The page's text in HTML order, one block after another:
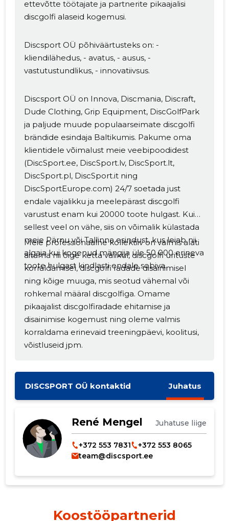
ettevõtte töötajate ja partnerite pikaajalisi
discgolfi alaseid kogemusi.
Discsport OÜ põhiväärtusteks on: -
kliendilähedus, - avatus, - ausus, -
vastutustundlikus, - innovatiivsus.
Discsport OÜ on Innova, Discmania, Discraft,
Dude Clothing, Grip Equipment, DiscGolfPark
ja paljude muude populaarseimate discgolfi
brändide esindaja Baltikumis. Pakume oma
klientidele võimalust meie veebipoodidest
(DiscSport.ee, DiscSport.lv, DiscSport.lt,
DiscSport.pl, DiscSport.it ning
DiscSportEurope.com) 24/7 soetada just
endale vajalikku ja meelepärast discgolfi
varustust enam kui 20000 toote hulgast. Kui
sellest veel on vähe, siis on võimalik külastada
meie Pärnu või Tallinna esindust, kus leiab nii
algaja kui kogenud mängija üle 50 000 erineva
toote hulgast kindlasti endale sobiva.
Meie professionaalne kollektiiv on valmis alati
aitama nii õige ketta valikul, discgolfi ürituste
korraldamisel, discgolfi radade disainimisel
ning kõige muuga, mis seotud vähemal või
rohkemal määral discgolfiga. Omame
pikaajalist discgolfiradade ehitamise ja
disainimise kogemust ning oleme valmis
korraldama erinevaid treeningpäevi, koolitusi,
võistluseid jpm.
DISCSPORT OÜ kontaktid Juhatus
René Mengel Juhatuse liige
+372 553 7831
+372 553 8065
team@discsport.ee
Koostööpartnerid